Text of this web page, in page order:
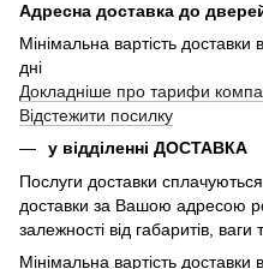
Адресна доставка до
Мінімальна вартість доставки
дні
Докладніше про тарифи
Відстежити посилку
у відділенні ДОСТАВКА
Послуги доставки
доставки за Вашою адресою
залежності від габаритів, ваги
Мінімальна вартість доставки